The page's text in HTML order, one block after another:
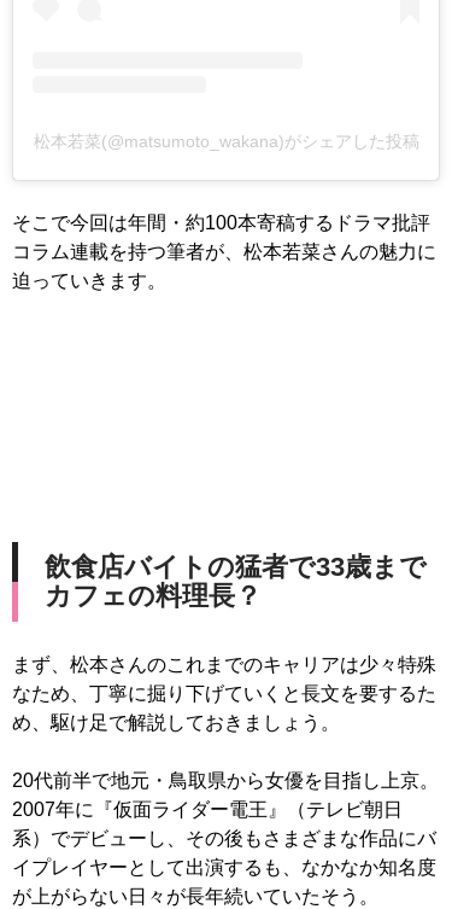
松本若菜(@matsumoto_wakana)がシェアした投稿
そこで今回は年間・約100本寄稿するドラマ批評
コラム連載を持つ筆者が、松本若菜さんの魅力に
迫っていきます。
飲食店バイトの猛者で33歳まで
カフェの料理長？
まず、松本さんのこれまでのキャリアは少々特殊
なため、丁寧に掘り下げていくと長文を要するた
め、駆け足で解説しておきましょう。
20代前半で地元・鳥取県から女優を目指し上京。
2007年に『仮面ライダー電王』（テレビ朝日
系）でデビューし、その後もさまざまな作品にバ
イプレイヤーとして出演するも、なかなか知名度
が上がらない日々が長年続いていたそう。